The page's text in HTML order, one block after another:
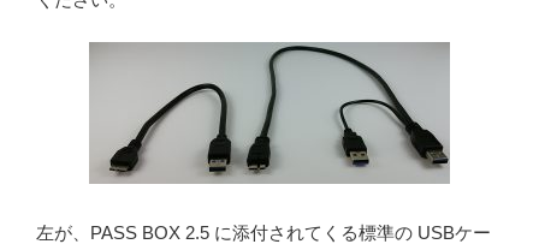
左が、PASS BOX 2.5 に添付されてくる標準の USBケー